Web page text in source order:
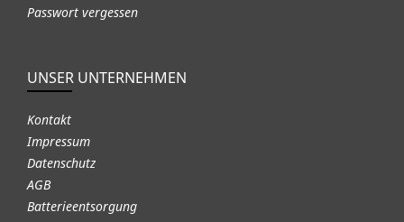
Passwort vergessen
UNSER UNTERNEHMEN
Kontakt
Impressum
Datenschutz
AGB
Batterieentsorgung